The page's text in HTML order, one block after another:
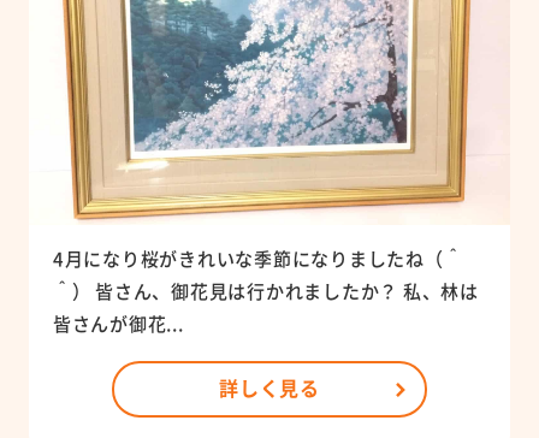
4月になり桜がきれいな季節になりましたね（＾
＾） 皆さん、御花見は行かれましたか？ 私、林は
皆さんが御花...
詳しく見る